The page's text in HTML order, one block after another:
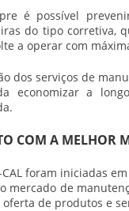
é possível
do tipo corretiva,
a operar com
dos serviços de
economizar a
COM A MELHOR
CAL foram iniciadas
mercado de
de produtos e